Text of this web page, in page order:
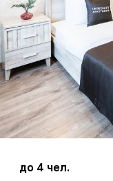
до 4 чел.